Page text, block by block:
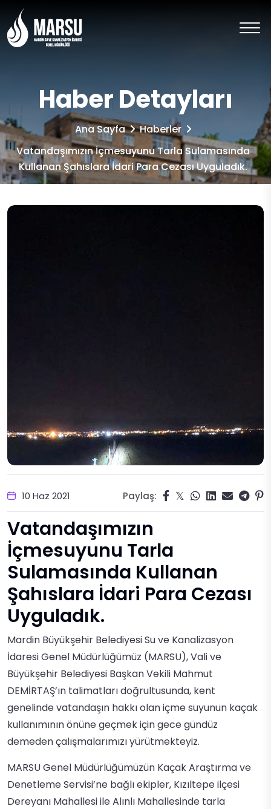
Haber Detayları
Ana Sayfa
Haberler
Vatandaşımızın İçmesuyunu Tarla Sulamasında
Kullanan Şahıslara İdari Para Cezası Uyguladık.
10 Haz 2021 Paylaş:
Vatandaşımızın
İçmesuyunu Tarla
Sulamasında Kullanan
Şahıslara İdari Para Cezası
Uyguladık.
Mardin Büyükşehir Belediyesi Su ve Kanalizasyon
İdaresi Genel Müdürlüğümüz (MARSU), Vali ve
Büyükşehir Belediyesi Başkan Vekili Mahmut
DEMİRTAŞ’ın talimatları doğrultusunda, kent
genelinde vatandaşın hakkı olan içme suyunun kaçak
kullanımının önüne geçmek için gece gündüz
demeden çalışmalarımızı yürütmekteyiz.
MARSU Genel Müdürlüğümüzün Kaçak Araştırma ve
Denetleme Servisi’ne bağlı ekipler, Kızıltepe ilçesi
Dereyanı Mahallesi ile Alınlı Mahallesinde tarla